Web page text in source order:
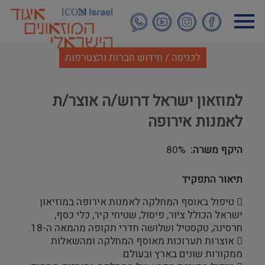
לתוכן
העיקרי
לכניסה / חידוש חברות והצטרפות
למוזאון ישראל דרוש/ה אוצר/ת
לאמנות אירופה
היקף משרה 80%
תיאור התפקיד
 טיפול באוסף המחלקה לאמנות אירופה במוזיאון
ישראל הכולל ציור, פיסול, שטיחי קיר, כלי כסף,
חרסינה, טקסטיל ושלושה חדרי תקופה מהמאה ה-18.
 אוצרות תערוכות מאוסף המחלקה ומהשאלות
ממקורות שונים בארץ ובעולם.